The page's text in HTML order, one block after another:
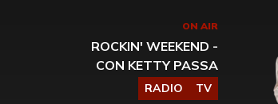
ON AIR
ROCKIN' WEEKEND -
CON KETTY PASSA
RADIO TV